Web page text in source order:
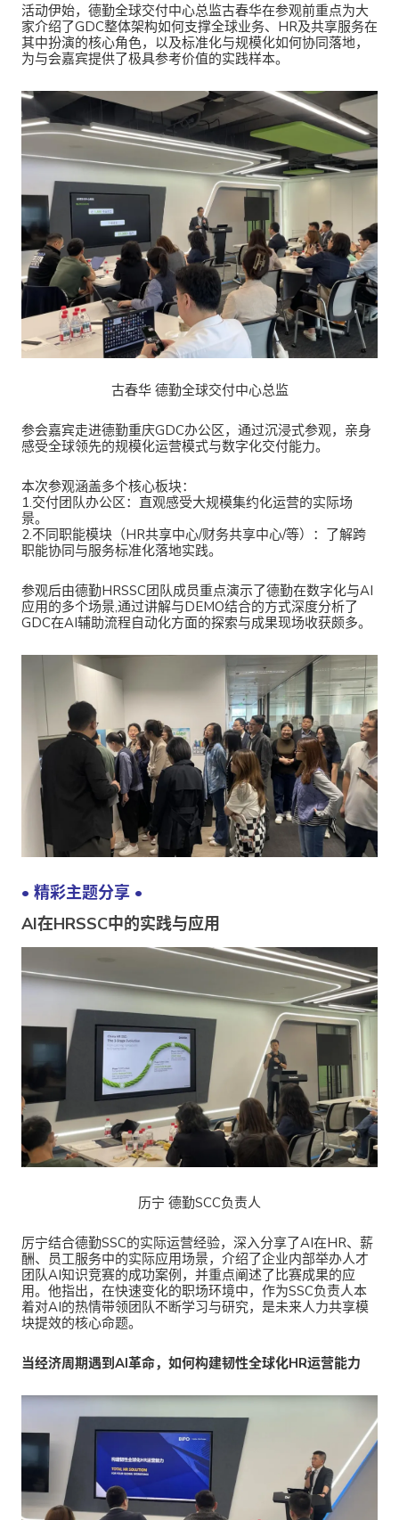
活动伊始，德勤全球交付中心总监古春华在参观前重点为大
家介绍了GDC整体架构如何支撑全球业务、HR及共享服务在
其中扮演的核心角色，以及标准化与规模化如何协同落地，
为与会嘉宾提供了极具参考价值的实践样本。
古春华 德勤全球交付中心总监
参会嘉宾走进德勤重庆GDC办公区，通过沉浸式参观，亲身
感受全球领先的规模化运营模式与数字化交付能力。
本次参观涵盖多个核心板块：
1.交付团队办公区：直观感受大规模集约化运营的实际场
景。
2.不同职能模块（HR共享中心/财务共享中心/等）：了解跨
职能协同与服务标准化落地实践。
参观后由德勤HRSSC团队成员重点演示了德勤在数字化与AI
应用的多个场景,通过讲解与DEMO结合的方式深度分析了
GDC在AI辅助流程自动化方面的探索与成果现场收获颇多。
• 精彩主题分享 •
AI在HRSSC中的实践与应用
历宁 德勤SCC负责人
厉宁结合德勤SSC的实际运营经验，深入分享了AI在HR、薪
酬、员工服务中的实际应用场景，介绍了企业内部举办人才
团队AI知识竞赛的成功案例，并重点阐述了比赛成果的应
用。他指出，在快速变化的职场环境中，作为SSC负责人本
着对AI的热情带领团队不断学习与研究，是未来人力共享模
块提效的核心命题。
当经济周期遇到AI革命，如何构建韧性全球化HR运营能力